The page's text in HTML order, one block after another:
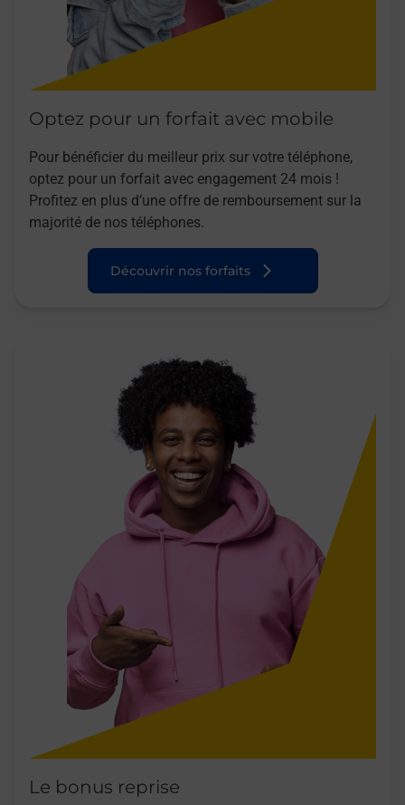
Optez pour un forfait avec mobile
Pour bénéficier du meilleur prix sur votre téléphone,
optez pour un forfait avec engagement 24 mois !
Profitez en plus d’une offre de remboursement sur la
majorité de nos téléphones.
Découvrir nos forfaits
Le bonus reprise